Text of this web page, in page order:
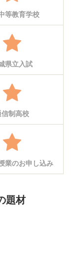
等教育学校
県立入試
信制高校
業のお申し込み
題材